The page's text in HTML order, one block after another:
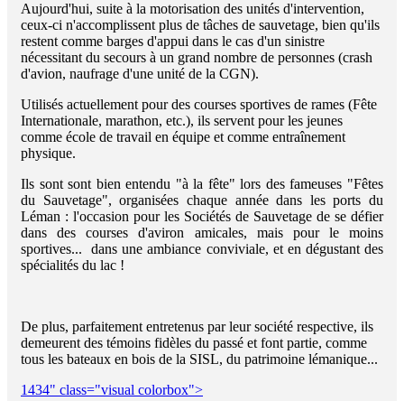
Aujourd'hui, suite à la motorisation des unités d'intervention,
ceux-ci n'accomplissent plus de tâches de sauvetage, bien qu'ils
restent comme barges d'appui dans le cas d'un sinistre
nécessitant du secours à un grand nombre de personnes (crash
d'avion, naufrage d'une unité de la CGN).
Utilisés actuellement pour des courses sportives de rames (Fête
Internationale, marathon, etc.), ils servent pour les jeunes
comme école de travail en équipe et comme entraînement
physique.
Ils sont sont bien entendu "à la fête" lors des fameuses "Fêtes
du Sauvetage", organisées chaque année dans les ports du
Léman : l'occasion pour les Sociétés de Sauvetage de se défier
dans des courses d'aviron amicales, mais pour le moins
sportives... dans une ambiance conviviale, et en dégustant des
spécialités du lac !
De plus, parfaitement entretenus par leur société respective, ils
demeurent des témoins fidèles du passé et font partie, comme
tous les bateaux en bois de la SISL, du patrimoine lémanique...
1434" class="visual colorbox">